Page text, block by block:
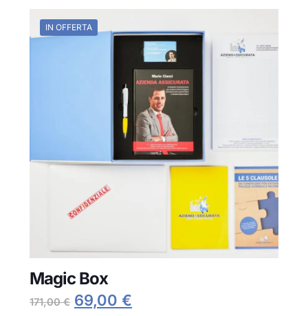
IN OFFERTA
Magic Box
171,00€ Il
69,00 €